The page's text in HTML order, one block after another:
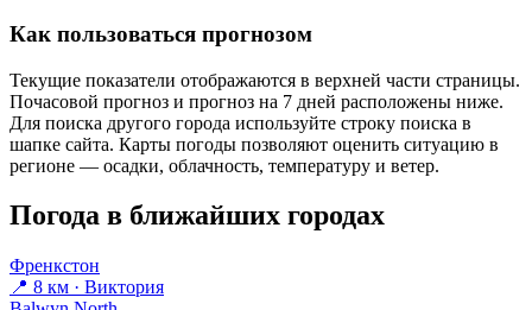
Как пользоваться прогнозом
Текущие показатели отображаются в верхней части страницы.
Почасовой прогноз и прогноз на 7 дней расположены ниже.
Для поиска другого города используйте строку поиска в
шапке сайта. Карты погоды позволяют оценить ситуацию в
регионе — осадки, облачность, температуру и ветер.
Погода в ближайших городах
Френкстон
📍 8 км · Виктория